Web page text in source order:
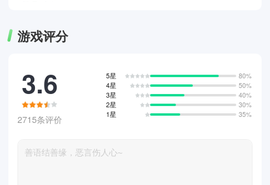
游戏评分
3.6
2715条评价
5星
80%
4星
50%
3星
40%
2星
30%
1星
35%